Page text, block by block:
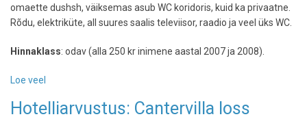
omaette dushsh, väiksemas asub WC koridoris, kuid ka privaatne.
Rõdu, elektriküte, all suures saalis televiisor, raadio ja veel üks WC.
Hinnaklass: odav (alla 250 kr inimene aastal 2007 ja 2008).
Loe veel
Lauri-
Hotelliarvustus: Cantervilla loss